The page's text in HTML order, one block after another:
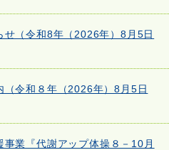
せ（令和8年（2026年）8月5日
（令和８年（2026年）8月5日
業『代謝アップ体操８－10月